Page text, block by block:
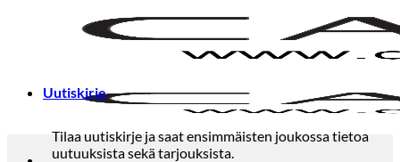
Uutiskirje
Tilaa uutiskirje ja saat ensimmäisten joukossa tietoa
uutuuksista sekä tarjouksista.